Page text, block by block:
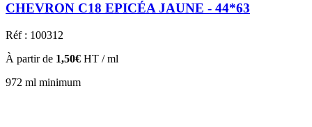
CHEVRON C18 EPICÉA JAUNE - 44*63
Réf : 100312
À partir de 1,50€ HT / ml
972 ml minimum